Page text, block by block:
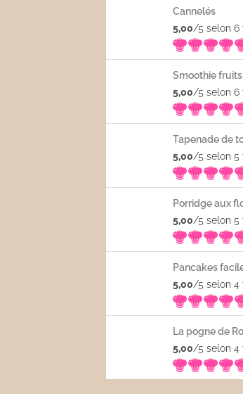
Cannelés
5,00/5 selon 6
5,00/5 selon 6
5,00/5 selon 5
5,00/5 selon 5
Pancakes
5,00/5 selon 4
La pogne de
5,00/5 selon 4